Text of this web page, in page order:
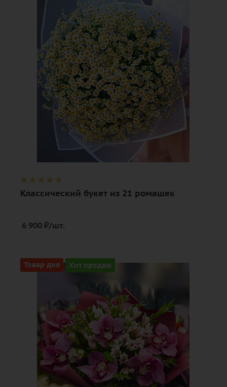
Описание
танацетум (полевая ромашка), лента,
дизайнерская упаковка
Классический букет из 21 ромашек
6 900 ₽/шт.
Товар дня Хит продаж
Цвет
нежный, розовый
альстромерия, орхидея, писташ,
лента, дизайнерская упаковка